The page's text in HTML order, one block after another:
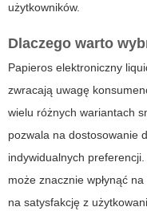
użytkowników.
Dlaczego warto
Papieros elektroniczny
zwracają uwagę
wielu różnych wariantach
pozwala na dostosowanie
indywidualnych
może znacznie wpłynąć
na satysfakcję z